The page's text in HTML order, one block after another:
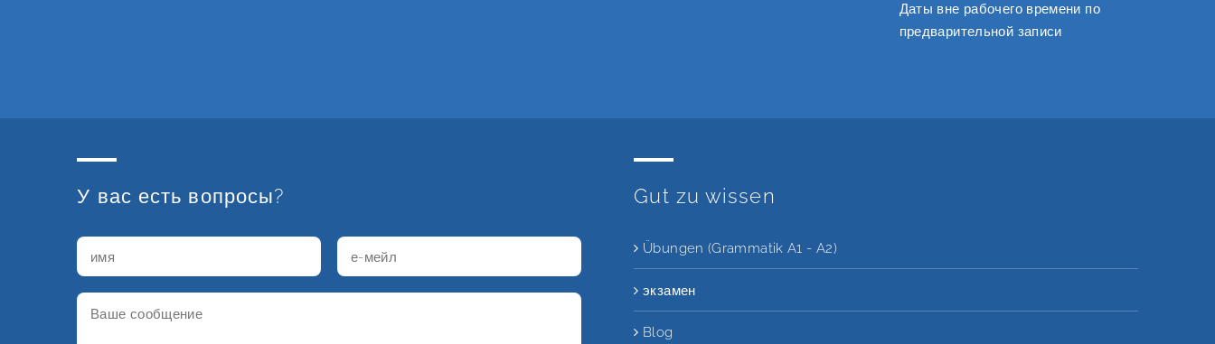
Даты вне рабочего времени по
предварительной записи
У вас есть вопросы? Gut zu wissen
Übungen (Grammatik A1 - A2)
экзамен
Blog